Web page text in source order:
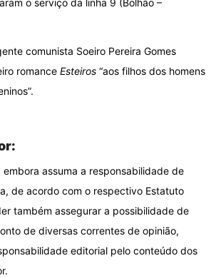
o serviço da linha 9 (Bolhão –
comunista Soeiro Pereira Gomes
romance Esteiros “aos filhos dos homens
embora assuma a responsabilidade de
de acordo com o respectivo Estatuto
também assegurar a possibilidade de
de diversas correntes de opinião,
editorial pelo conteúdo dos